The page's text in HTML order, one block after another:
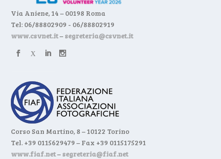
Via Aniene, 14 – 00198 Roma
Tel: 06/88802909 - 06/88802919
www.csvnet.it– segreteria@csvnet.it
Corso San Martino, 8 – 10122 Torino
Tel. +39 0115629479 – Fax +39 0115175291
www.fiaf.net– segreteria@fiaf.net